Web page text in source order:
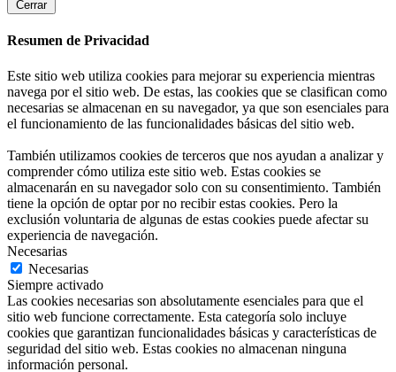
Cerrar
Resumen de Privacidad
Este sitio web utiliza cookies para mejorar su experiencia mientras
navega por el sitio web. De estas, las cookies que se clasifican como
necesarias se almacenan en su navegador, ya que son esenciales para
el funcionamiento de las funcionalidades básicas del sitio web.
También utilizamos cookies de terceros que nos ayudan a analizar y
comprender cómo utiliza este sitio web. Estas cookies se
almacenarán en su navegador solo con su consentimiento. También
tiene la opción de optar por no recibir estas cookies. Pero la
exclusión voluntaria de algunas de estas cookies puede afectar su
experiencia de navegación.
Necesarias
Necesarias
Siempre activado
Las cookies necesarias son absolutamente esenciales para que el
sitio web funcione correctamente. Esta categoría solo incluye
cookies que garantizan funcionalidades básicas y características de
seguridad del sitio web. Estas cookies no almacenan ninguna
información personal.